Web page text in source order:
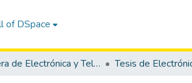
of DSpace
Carrera de Electrónica y Telecomunicaciones